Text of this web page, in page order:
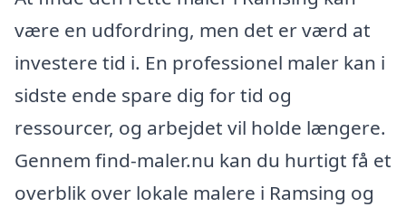
være en udfordring, men det er værd at
investere tid i. En professionel maler kan i
sidste ende spare dig for tid og
ressourcer, og arbejdet vil holde længere.
Gennem find-maler.nu kan du hurtigt få et
overblik over lokale malere i Ramsing og